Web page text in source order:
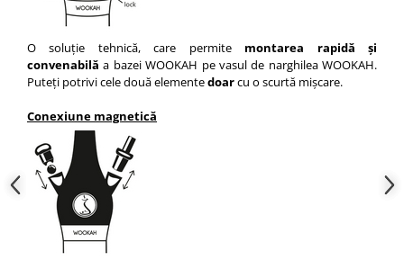
O soluție tehnică, care permitemontarea rapidă și
convenabilă a bazei WOOKAH pe vasul de narghilea WOOKAH.
Puteți potrivi cele două elementedoarcu o scurtă mișcare.
Conexiune magnetică